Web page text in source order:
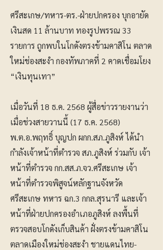
ศรีสะเกษ/ทหาร-ตร.-ฝ่ายปกครอง บุกอายัด
เงินสด 11 ล้านบาท ทองรูปพรรณ 33
รายการ ถูกพบในโกดังตรงข้ามคาสิโน ตลาด
ใหม่ช่องสะงำ กองทัพภาคที่ 2 คาดเชื่อมโยง
“เงินทุนเทา”
เมื่อวันที่ 18 ธ.ค. 2568 ผู้สื่อข่าวรายงานว่า
เมื่อช่วงสายวานนี้ (17 ธ.ค. 2568)
พ.ต.อ.พฤทธิ์ บุญปก ผกก.สภ.ภูสิงห์ ได้นำ
กำลังเจ้าหน้าที่ตำรวจ สภ.ภูสิงห์ ร่วมกับ เจ้า
หน้าที่ตำรวจ กก.สส.ภ.จว.ศรีสะเกษ เจ้า
หน้าที่ตำรวจพิสูจน์หลักฐานจังหวัด
ศรีสะเกษ ทหาร ฉก.3 กกล.สุรนารี และเจ้า
หน้าที่ฝ่ายปกครองอำเภอภูสิงห์ ลงพื้นที่
ตรวจสอบโกดังเก็บสินค้า ฝั่งตรงข้ามคาสิโน
ตลาดเมืองใหม่ช่องสะงำ ชายแดนไทย-